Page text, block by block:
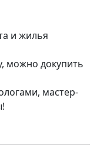
и жилья
можно докупить
мастер-